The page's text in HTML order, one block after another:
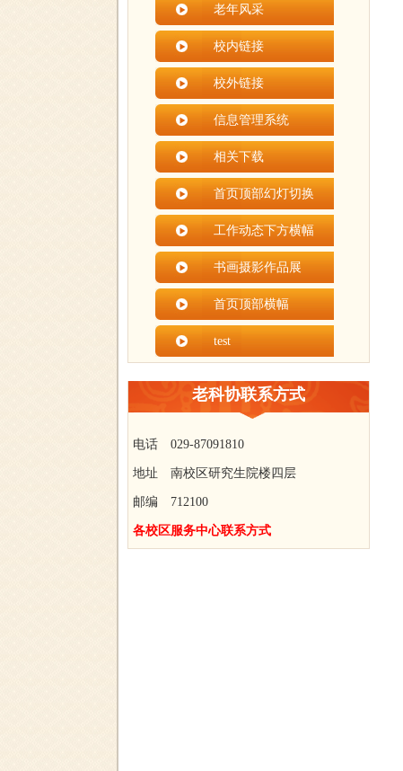
老年风采
校内链接
校外链接
信息管理系统
相关下载
首页顶部幻灯切换
工作动态下方横幅
书画摄影作品展
首页顶部横幅
test
老科协联系方式
电话 029-87091810
地址 南校区研究生院楼四层
邮编 712100
各校区服务中心联系方式